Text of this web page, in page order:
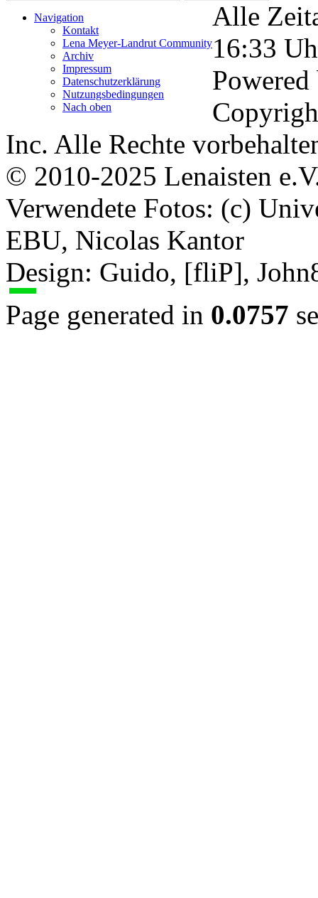
Navigation
Kontakt
Lena Meyer-Landrut Community
Archiv
Impressum
Datenschutzerklärung
Nutzungsbedingungen
Nach oben
Alle
16:33
Inc. Alle Rechte
© 2010-2025 Lenaisten
Verwendete Fotos: (c)
EBU, Nicolas Kantor
Design: Guido, [fliP],
Page generated in 0.0757